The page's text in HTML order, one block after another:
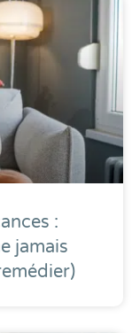
:
jamais